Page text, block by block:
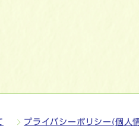
プライバシーポリシー(個人